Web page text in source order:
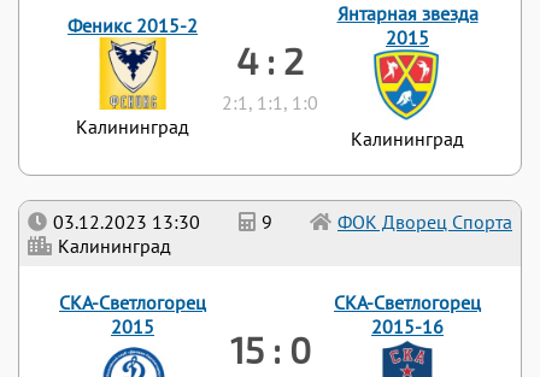
03.12.2023 13:30 9
ФОК Дворец Спорта
Калининград
СКА-Светлогорец
2015
15 : 0
СКА-Светлогорец
2015-16
Феникс 2015-2
Калининград
4 : 2
2:1, 1:1, 1:0
Янтарная звезда
2015
Калининград